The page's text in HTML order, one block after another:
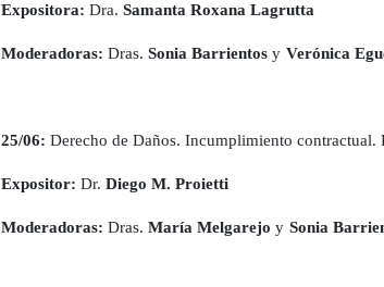
Expositora:Dra. Samanta Roxana Lagrutta
Moderadoras:Dras. Sonia Barrientosy Verónica
25/06:Derecho de Daños. Incumplimiento contractual.
Expositor:Dr. Diego M. Proietti
Moderadoras:Dras. María Melgarejo y Sonia